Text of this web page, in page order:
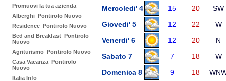
Promuovi la tua azienda
Alberghi Pontirolo Nuovo
Residence Pontirolo Nuovo
Bed and Breakfast Pontirolo
Nuovo
Agriturismo Pontirolo Nuovo
Casa Vacanza Pontirolo
Nuovo
Italia Info
Mercoledi' 4
15 20
SW
Giovedi' 5
12 22
W
Venerdi' 6
12 20
N
Sabato 7
7 18
W
Domenica 8
9 18